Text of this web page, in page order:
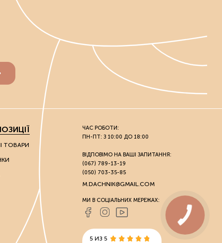
ТОВАРИ
ЧАС РОБОТИ:
ПН-ПТ: З 10:00 ДО 18:00
ВІДПОВІМО НА ВАШІ ЗАПИТАННЯ:
(067) 789-13-19
(050) 703-35-85
M.DACHNIK@GMAIL.COM
МИ В СОЦІАЛЬНИХ МЕРЕЖАХ:
5 ИЗ 5